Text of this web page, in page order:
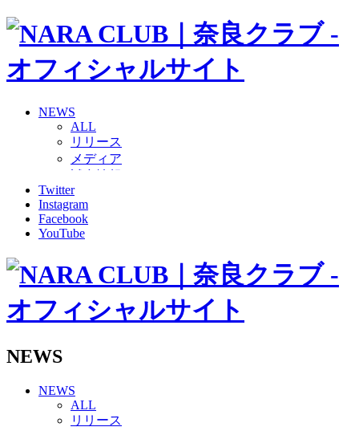
NEWS
ALL
リリース
メディア
グッズ
ファンコミュニティ
普及・育成
ホームタウン
その他
2026/27トップチーム
2026/27トップチームスタッフ
ボランティアチーム「volundeer」
ビクトリーロード
HOMEGAME
Twitter
Instagram
Facebook
YouTube
NEWS
NEWS
ALL
リリース